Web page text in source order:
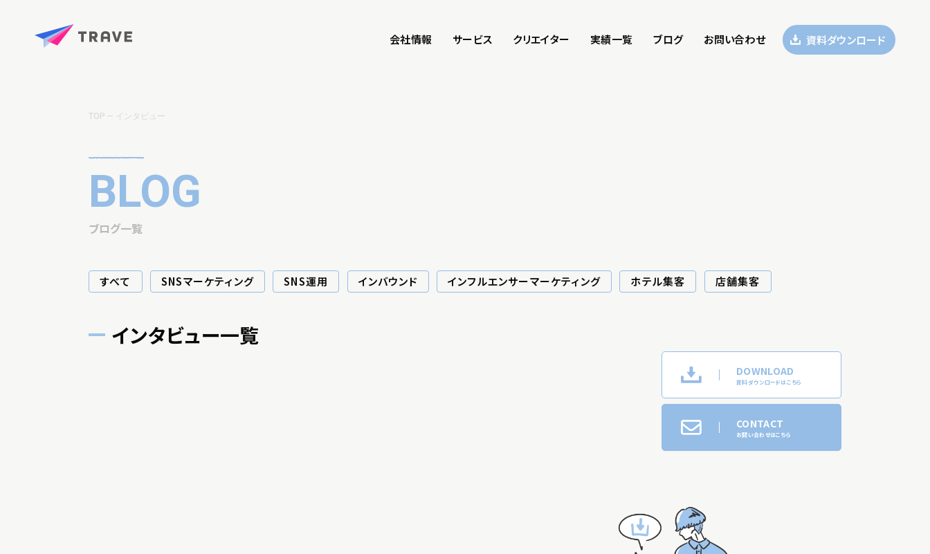
会社情報 サービス クリエイター 実績一覧 ブログ お問い合わせ 資料ダウンロード
TOP インタビュー
BLOG
ブログ一覧
すべて SNSマーケティング SNS運用 インバウンド インフルエンサーマーケティング ホテル集客 店舗集客
インタビュー一覧
DOWNLOAD
資料ダウンロードはこちら
CONTACT
お問い合わせはこちら